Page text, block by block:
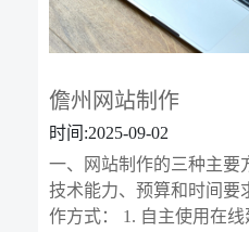
儋州网站制作
时间:2025-09-02
一、网站制作的三种主要
技术能力、预算和时间要
作方式： 1. 自主使用在